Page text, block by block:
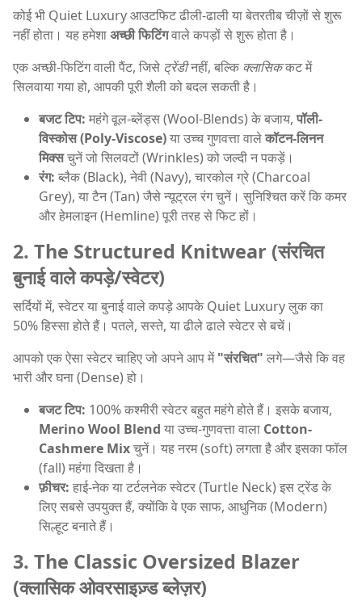
कोई भी Quiet Luxury आउटफिट ढीली-ढाली या बेतरतीब चीज़ों से शुरू
नहीं होता। यह हमेशाअच्छी फिटिंगवाले कपड़ों से शुरू होता है।
एक अच्छी-फिटिंग वाली पैंट, जिसे ट्रेंडीनहीं, बल्कि क्लासिककट में
सिलवाया गया हो, आपकी पूरी शैली को बदल सकती है।
बजट टिप: महंगे वूल-ब्लेंड्स (Wool-Blends) के बजाय,पॉली-
विस्कोस (Poly-Viscose)या उच्च गुणवत्ता वालेकॉटन-लिनन
मिक्सचुनें जो सिलवटों (Wrinkles) को जल्दी न पकड़ें।
रंग: ब्लैक (Black), नेवी (Navy), चारकोल ग्रे (Charcoal
Grey), या टैन (Tan) जैसे न्यूट्रल रंग चुनें। सुनिश्चित करें कि कमर
और हेमलाइन (Hemline) पूरी तरह से फिट हों।
2. The Structured Knitwear (संरचित
बुनाई वाले कपड़े/स्वेटर)
सर्दियों में, स्वेटर या बुनाई वाले कपड़े आपके Quiet Luxury लुक का
50% हिस्सा होते हैं। पतले, सस्ते, या ढीले ढाले स्वेटर से बचें।
आपको एक ऐसा स्वेटर चाहिए जो अपने आप में"संरचित" लगे—जैसे कि वह
भारी और घना (Dense) हो।
बजट टिप: 100% कश्मीरी स्वेटर बहुत महंगे होते हैं। इसके बजाय,
Merino Wool Blend या उच्च-गुणवत्ता वाला Cotton-
Cashmere Mixचुनें। यह नरम (soft) लगता है और इसका फॉल
(fall) महंगा दिखता है।
फ़ीचर: हाई-नेक या टर्टलनेक स्वेटर (Turtle Neck) इस ट्रेंड के
लिए सबसे उपयुक्त हैं, क्योंकि वे एक साफ, आधुनिक (Modern)
सिल्हूट बनाते हैं।
3. The Classic Oversized Blazer
(क्लासिक ओवरसाइज़्ड ब्लेज़र)